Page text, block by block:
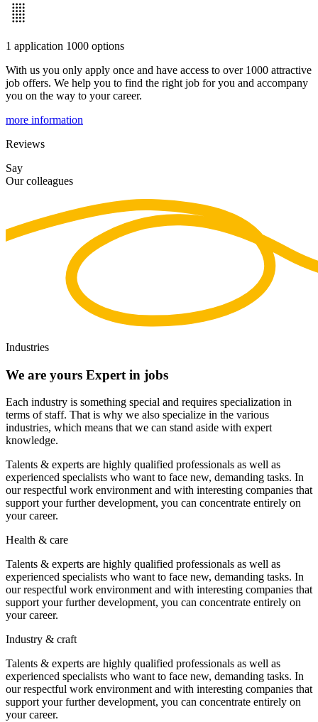
1 application 1000 options
With us you only apply once and have access to over 1000 attractive
job offers. We help you to find the right job for you and accompany
you on the way to your career.
more information
Reviews
Say
Our colleagues
Industries
We are yours Expert in jobs
Each industry is something special and requires specialization in
terms of staff. That is why we also specialize in the various
industries, which means that we can stand aside with expert
knowledge.
Talents & experts are highly qualified professionals as well as
experienced specialists who want to face new, demanding tasks. In
our respectful work environment and with interesting companies that
support your further development, you can concentrate entirely on
your career.
Health & care
Talents & experts are highly qualified professionals as well as
experienced specialists who want to face new, demanding tasks. In
our respectful work environment and with interesting companies that
support your further development, you can concentrate entirely on
your career.
Industry & craft
Talents & experts are highly qualified professionals as well as
experienced specialists who want to face new, demanding tasks. In
our respectful work environment and with interesting companies that
support your further development, you can concentrate entirely on
your career.